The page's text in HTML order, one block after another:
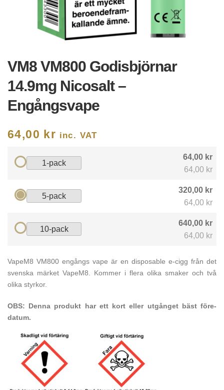
VM8 VM800 Godisbjörnar
14.9mg Nicosalt –
Engångsvape
64,00 kr inc. VAT
1-pack
64,00 kr
64,00 kr
5-pack
320,00 kr
64,00 kr
10-pack
640,00 kr
64,00 kr
VapeM8 VM800 engångs vape är en disposable e-cigg från det
svenska märket VapeM8. Kommer i flera olika smaker och två
olika styrkor.
OBS: Denna produkt har ett kort eller utgånget bäst före-
datum.